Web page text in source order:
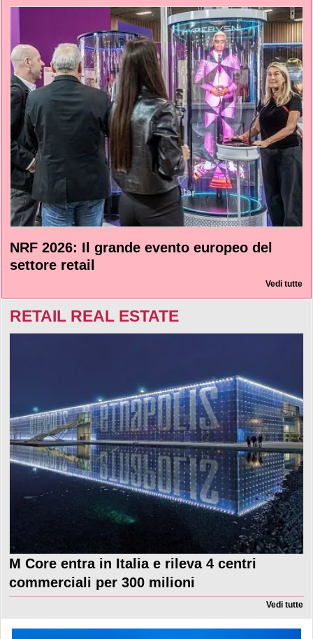
NRF 2026: Il grande evento europeo del
settore retail
Vedi tutte
RETAIL REAL ESTATE
M Core entra in Italia e rileva 4 centri
commerciali per 300 milioni
Vedi tutte